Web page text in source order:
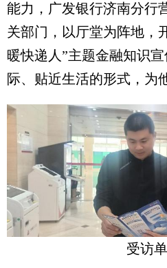
能力，广发银行济南分行
关部门，以厅堂为阵地，
暖快递人”主题金融知识
际、贴近生活的形式，为
受访